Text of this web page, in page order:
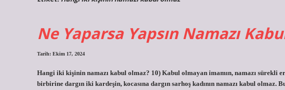
Ne Yaparsa Yapsın Namazı
Tarih: Ekim 17, 2024
Hangi iki kişinin namazı kabul olmaz? 10) Kabul olmayan imamın, namazı sürekli
birbirine dargın iki kardeşin, kocasına dargın sarhoş kadının namazı kabul